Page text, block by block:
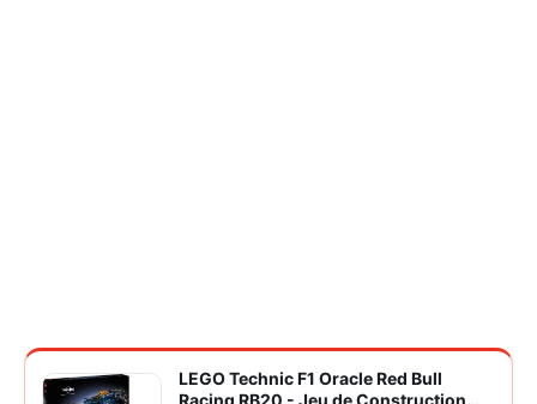
LEGO Technic F1 Oracle Red Bull
Racing RB20 - Jeu de Construction